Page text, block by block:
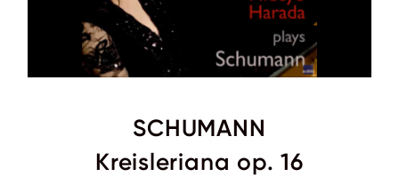
SCHUMANN
Kreisleriana op. 16